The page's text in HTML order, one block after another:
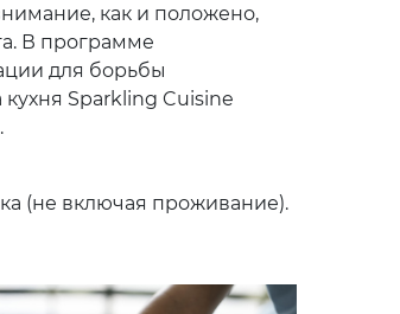
как и положено,
В программе
для борьбы
Sparkling Cuisine
(не включая проживание).